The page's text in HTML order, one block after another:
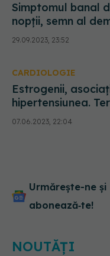
Simptomul banal
nopții, semn al
Există o legătură
bolile
29.09.2023, 23:52
CARDIOLOGIE
Estrogenii,
hipertensiunea.
hormonală la
factor de risc
07.06.2023, 22:04
Urmărește-ne
abonează‑te!
NOUTĂȚI